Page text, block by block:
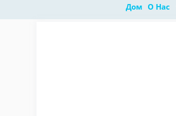
Дом О Нас